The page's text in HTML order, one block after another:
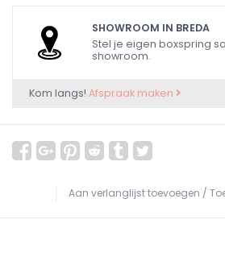
SHOWROOM IN BREDA
Stel je eigen boxspring
showroom.
Kom langs! Afspraak maken
Aan verlanglijst toevoegen /